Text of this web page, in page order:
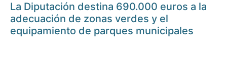
La Diputación destina 690.000 euros a la
adecuación de zonas verdes y el
equipamiento de parques municipales